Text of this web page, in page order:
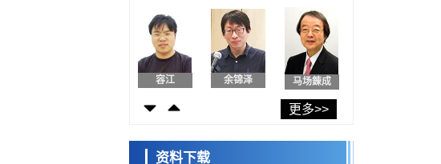
政策
日本企业的研发投资应转向新技术领域——
大和综研呼吁摆脱“中等技术国家陷阱”
科学研究
【JST事业成果】开发将激光加工速度提高
100万倍的新技术
【AI法下篇】如何应对AI的不可控性——中
科学研究
日本学术会议：为保持土壤健康应采取哪些
容江 余锦泽 马场錬成
更多>>
资料下载